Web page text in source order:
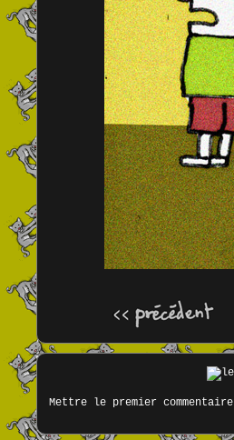
Mettre le premier commentaire